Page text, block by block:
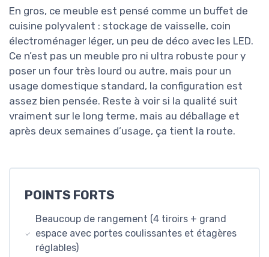
En gros, ce meuble est pensé comme un buffet de
cuisine polyvalent : stockage de vaisselle, coin
électroménager léger, un peu de déco avec les LED.
Ce n’est pas un meuble pro ni ultra robuste pour y
poser un four très lourd ou autre, mais pour un
usage domestique standard, la configuration est
assez bien pensée. Reste à voir si la qualité suit
vraiment sur le long terme, mais au déballage et
après deux semaines d’usage, ça tient la route.
POINTS FORTS
Beaucoup de rangement (4 tiroirs + grand
espace avec portes coulissantes et étagères
réglables)